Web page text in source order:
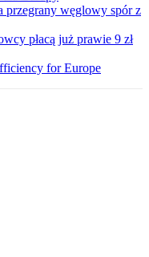
przegrany węglowy spór z
płacą już prawie 9 zł
for Europe